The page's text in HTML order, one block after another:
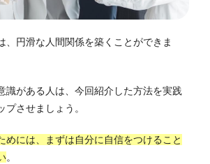
、円滑な人間関係を築くことができま
識がある人は、今回紹介した方法を実践
プさせましょう。
めには、まずは自分に自信をつけること
。